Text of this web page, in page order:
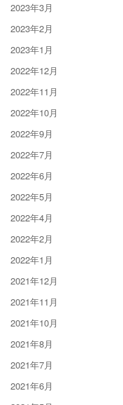
2023年3月
2023年2月
2023年1月
2022年12月
2022年11月
2022年10月
2022年9月
2022年7月
2022年6月
2022年5月
2022年4月
2022年2月
2022年1月
2021年12月
2021年11月
2021年10月
2021年8月
2021年7月
2021年6月